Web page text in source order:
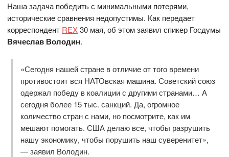
Наша задача победить с минимальными потерями,
исторические сравнения недопустимы. Как передает
корреспондент REX30 мая, об этом заявил спикер Госдумы
Вячеслав Володин.
«Сегодня нашей стране в отличие от того времени
противостоит вся НАТОвская машина. Советский союз
одержал победу в коалиции с другими странами… А
сегодня более 15 тыс. санкций. Да, огромное
количество стран с нами, но посмотрите, как им
мешают помогать. США делаю все, чтобы разрушить
нашу экономику, чтобы порушить наш суверенитет»,
— заявил Володин.